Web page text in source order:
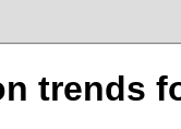
trends